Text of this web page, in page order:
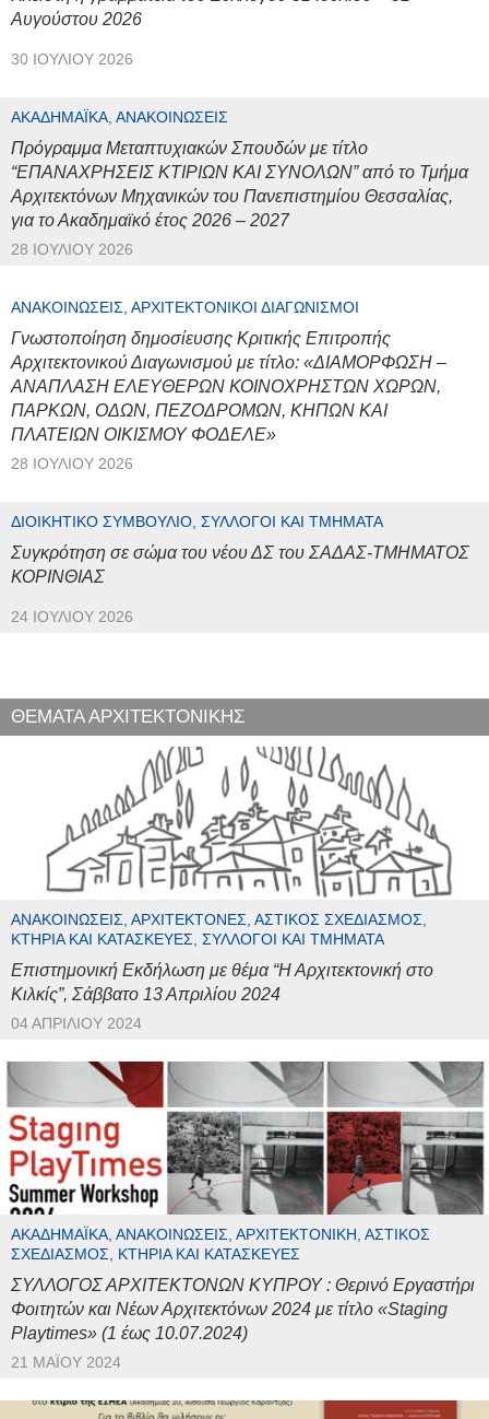
Αυγούστου 2026
30 ΙΟΥΛΊΟΥ 2026
ΑΚΑΔΗΜΑΪΚΆ, ΑΝΑΚΟΙΝΏΣΕΙΣ
Πρόγραμμα Μεταπτυχιακών Σπουδών με τίτλο
“ΕΠΑΝΑΧΡΗΣΕΙΣ ΚΤΙΡΙΩΝ ΚΑΙ ΣΥΝΟΛΩΝ” από το Τμήμα
Αρχιτεκτόνων Μηχανικών του Πανεπιστημίου Θεσσαλίας,
για το Ακαδημαϊκό έτος 2026 – 2027
28 ΙΟΥΛΊΟΥ 2026
ΑΝΑΚΟΙΝΏΣΕΙΣ, ΑΡΧΙΤΕΚΤΟΝΙΚΟΊ ΔΙΑΓΩΝΙΣΜΟΊ
Γνωστοποίηση δημοσίευσης Κριτικής Επιτροπής
Αρχιτεκτονικού Διαγωνισμού με τίτλο: «ΔΙΑΜΟΡΦΩΣΗ –
ΑΝΑΠΛΑΣΗ ΕΛΕΥΘΕΡΩΝ ΚΟΙΝΟΧΡΗΣΤΩΝ ΧΩΡΩΝ,
ΠΑΡΚΩΝ, ΟΔΩΝ, ΠΕΖΟΔΡΟΜΩΝ, ΚΗΠΩΝ ΚΑΙ
ΠΛΑΤΕΙΩΝ ΟΙΚΙΣΜΟΥ ΦΟΔΕΛΕ»
28 ΙΟΥΛΊΟΥ 2026
ΔΙΟΙΚΗΤΙΚΌ ΣΥΜΒΟΎΛΙΟ, ΣΎΛΛΟΓΟΙ ΚΑΙ ΤΜΉΜΑΤΑ
Συγκρότηση σε σώμα του νέου ΔΣ του ΣΑΔΑΣ-ΤΜΗΜΑΤΟΣ
ΚΟΡΙΝΘΙΑΣ
24 ΙΟΥΛΊΟΥ 2026
ΘΕΜΑΤΑ ΑΡΧΙΤΕΚΤΟΝΙΚΗΣ
ΑΝΑΚΟΙΝΏΣΕΙΣ, ΑΡΧΙΤΈΚΤΟΝΕΣ, ΑΣΤΙΚΌΣ ΣΧΕΔΙΑΣΜΌΣ,
ΚΤΉΡΙΑ ΚΑΙ ΚΑΤΑΣΚΕΥΈΣ, ΣΎΛΛΟΓΟΙ ΚΑΙ ΤΜΉΜΑΤΑ
Επιστημονική Εκδήλωση με θέμα “Η Αρχιτεκτονική στο
Κιλκίς”, Σάββατο 13 Απριλίου 2024
04 ΑΠΡΙΛΊΟΥ 2024
ΑΚΑΔΗΜΑΪΚΆ, ΑΝΑΚΟΙΝΏΣΕΙΣ, ΑΡΧΙΤΕΚΤΟΝΙΚΉ, ΑΣΤΙΚΌΣ
ΣΧΕΔΙΑΣΜΌΣ, ΚΤΉΡΙΑ ΚΑΙ ΚΑΤΑΣΚΕΥΈΣ
ΣΥΛΛΟΓΟΣ ΑΡΧΙΤΕΚΤΟΝΩΝ ΚΥΠΡΟΥ : Θερινό Εργαστήρι
Φοιτητών και Νέων Αρχιτεκτόνων 2024 με τίτλο «Staging
Playtimes» (1 έως 10.07.2024)
21 ΜΑΪ́ΟΥ 2024